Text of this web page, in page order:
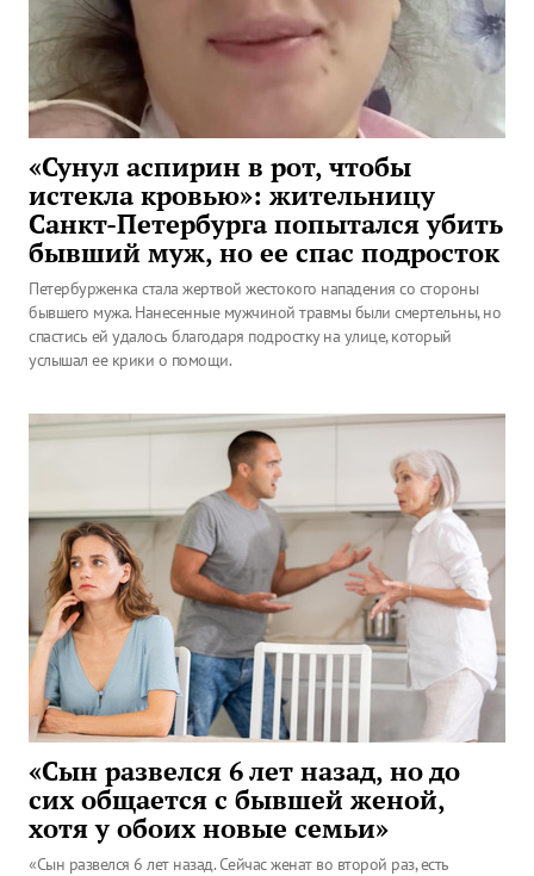
«Сунул аспирин в рот, чтобы
истекла кровью»: жительницу
Санкт-Петербурга попытался убить
бывший муж, но ее спас подросток
Петербурженка стала жертвой жестокого нападения со стороны
бывшего мужа. Нанесенные мужчиной травмы были смертельны, но
спастись ей удалось благодаря подростку на улице, который
услышал ее крики о помощи.
«Сын развелся 6 лет назад, но до
сих общается с бывшей женой,
хотя у обоих новые семьи»
«Сын развелся 6 лет назад. Сейчас женат во второй раз, есть